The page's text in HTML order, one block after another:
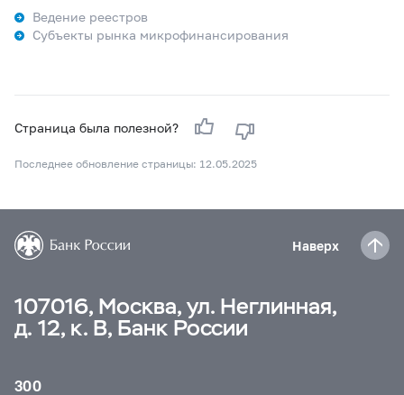
Ведение реестров
Субъекты рынка микрофинансирования
Страница была полезной?
Последнее обновление страницы: 12.05.2025
Наверх
107016, Москва, ул. Неглинная,
д. 12, к. В, Банк России
300